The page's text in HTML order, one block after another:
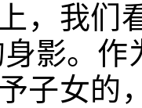
，我们
身影。
子女的